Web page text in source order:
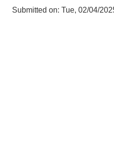
Submitted on: Tue, 02/04/